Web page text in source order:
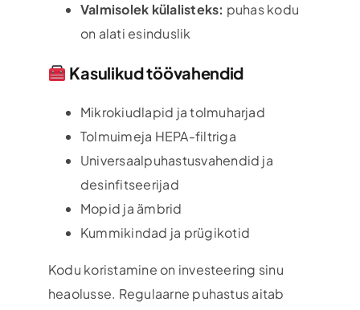
Valmisolek külalisteks: puhas kodu
on alati esinduslik
Kasulikud töövahendid
Mikrokiudlapid ja tolmuharjad
Tolmuimeja HEPA-filtriga
Universaalpuhastusvahendid ja
desinfitseerijad
Mopid ja ämbrid
Kummikindad ja prügikotid
Kodu koristamine on investeering sinu
heaolusse. Regulaarne puhastus aitab